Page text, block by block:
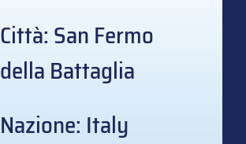
Città: San Fermo
della Battaglia
Nazione: Italy